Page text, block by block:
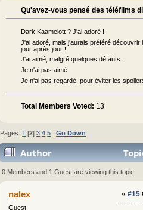
Qu'avez-vous pensé des téléfilms
Dark Kaamelott ? J'ai adoré !
J'ai adoré, mais j'aurais préféré découvrir
jour après jour !
J'ai aimé, malgré quelques défauts.
Je n'ai pas aimé.
Je n'ai pas regardé, pour éviter les
Total Members Voted: 13
Pages: 1 [2]3 4 5 Go Down
Author
0 Members and 1 Guest are viewing this topic.
nalex
Guest
« #15